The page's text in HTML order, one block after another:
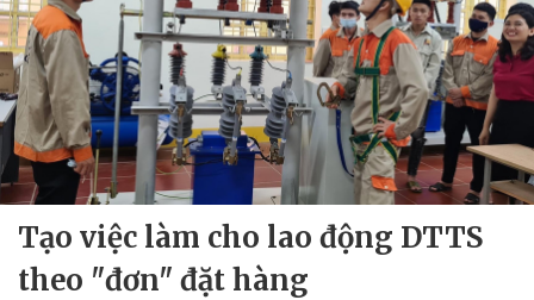
Tạo việc làm cho lao động DTTS
theo "đơn" đặt hàng